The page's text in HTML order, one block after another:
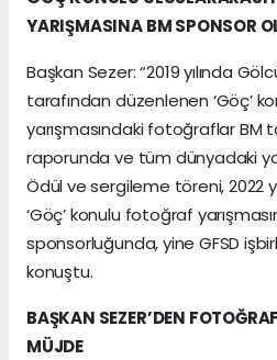
YARIŞMASINA BM SPONSOR
Başkan Sezer: “2019 yılında
tarafından düzenlenen ‘Göç’
yarışmasındaki fotoğraflar BM
raporunda ve tüm dünyadaki
Ödül ve sergileme töreni, 2022
‘Göç’ konulu fotoğraf
sponsorluğunda, yine GFSD
konuştu.
BAŞKAN SEZER’DEN
MÜJDE